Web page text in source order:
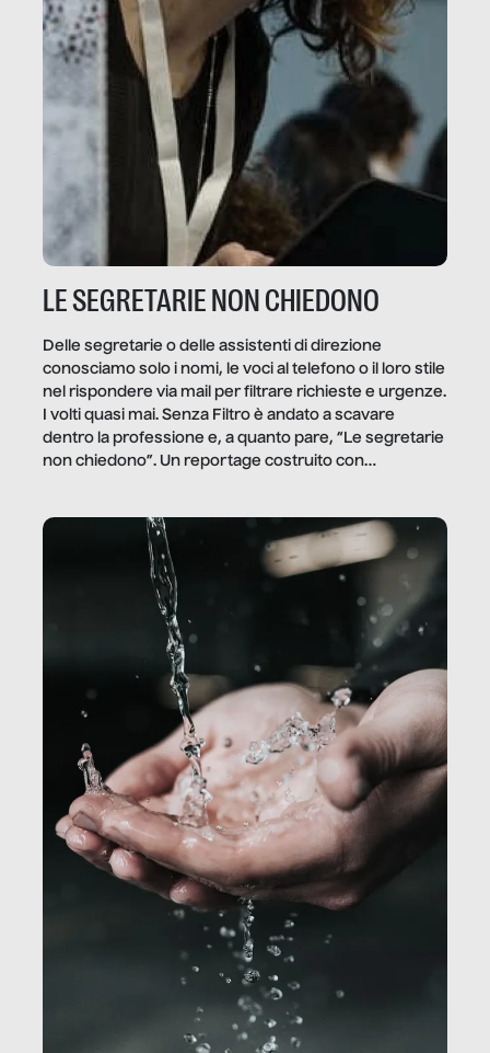
LE SEGRETARIE NON CHIEDONO
Delle segretarie o delle assistenti di direzione
conosciamo solo i nomi, le voci al telefono o il loro stile
nel rispondere via mail per filtrare richieste e urgenze.
I volti quasi mai. Senza Filtro è andato a scavare
dentro la professione e, a quanto pare, “Le segretarie
non chiedono”. Un reportage costruito con